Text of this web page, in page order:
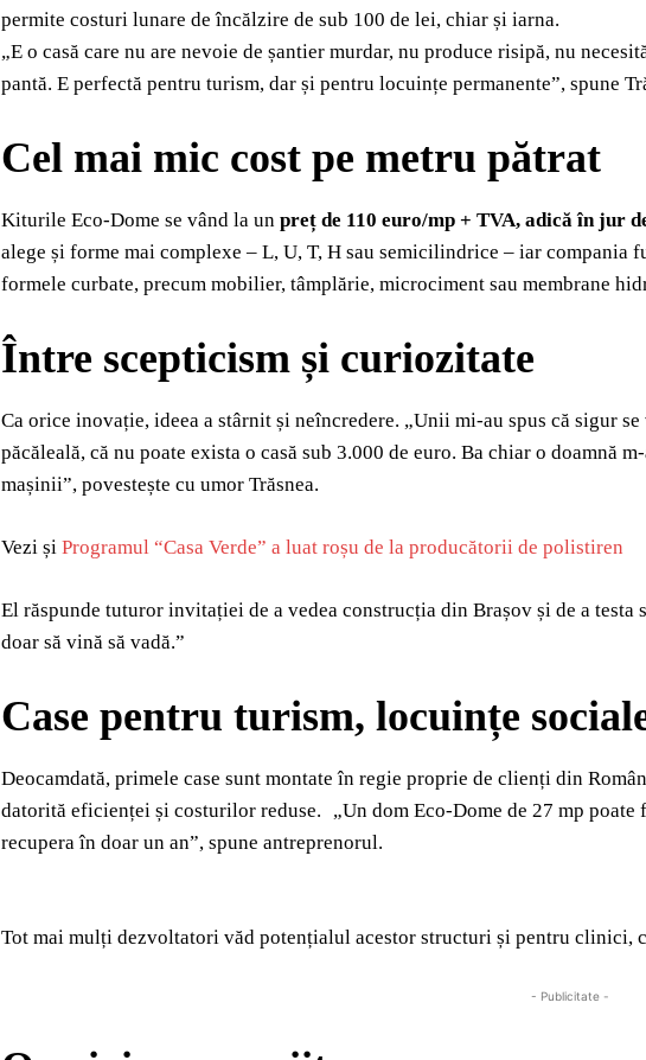
permite costuri lunare de încălzire de sub 100 de lei, chiar și iarna.
„E o casă care nu are nevoie de șantier murdar, nu produce risipă, nu
pantă. E perfectă pentru turism, dar și pentru locuințe permanente”, spune
Cel mai mic cost pe metru pătrat
Kiturile Eco-Dome se vând la un preț de 110 euro/mp + TVA, adică în jur
alege și forme mai complexe – L, U, T, H sau semicilindrice – iar
formele curbate, precum mobilier, tâmplărie, microciment sau membrane
Între scepticism și curiozitate
Ca orice inovație, ideea a stârnit și neîncredere. „Unii mi-au spus că sigur
păcăleală, că nu poate exista o casă sub 3.000 de euro. Ba chiar o doamnă
mașinii”, povestește cu umor Trăsnea.
Vezi și Programul “Casa Verde” a luat roșu de la producătorii de polistiren
El răspunde tuturor invitației de a vedea construcția din Brașov și de a
doar să vină să vadă.”
Case pentru turism, locuințe
Deocamdată, primele case sunt montate în regie proprie de clienți din
datorită eficienței și costurilor reduse. „Un dom Eco-Dome de 27 mp poate
recupera în doar un an”, spune antreprenorul.
Tot mai mulți dezvoltatori văd potențialul acestor structuri și pentru clinici,
- Publicitate -